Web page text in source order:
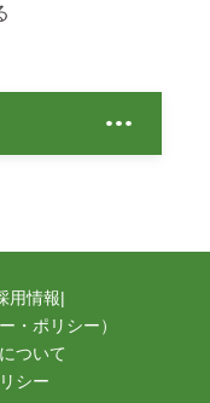
用情報|
・ポリシー）
ついて
シー